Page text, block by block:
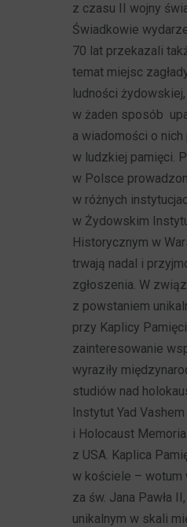
z czasu II wojny
Świadkowie
70 lat przekazali
temat miejsc
ludności
w żaden sposób
a wiadomości o
w ludzkiej pamięci.
w Polsce
w różnych
w Żydowskim
Historycznym w
trwają nadal i
zgłoszenia. W
z powstaniem
przy Kaplicy
zainteresowanie
wyraziły
studiów nad
Instytut Yad
i Holocaust
z USA. Kaplica
w kościele – wotum
za św. Jana Pawła
unikalnym w skali